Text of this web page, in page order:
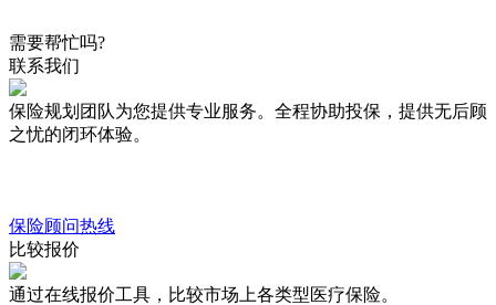
需要帮忙吗?
联系我们
保险规划团队为您提供专业服务。全程协助投保，提供无后顾
之忧的闭环体验。
保险顾问热线
比较报价
通过在线报价工具，比较市场上各类型医疗保险。